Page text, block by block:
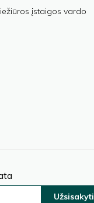
įstaigos vardo
Užsisakyti